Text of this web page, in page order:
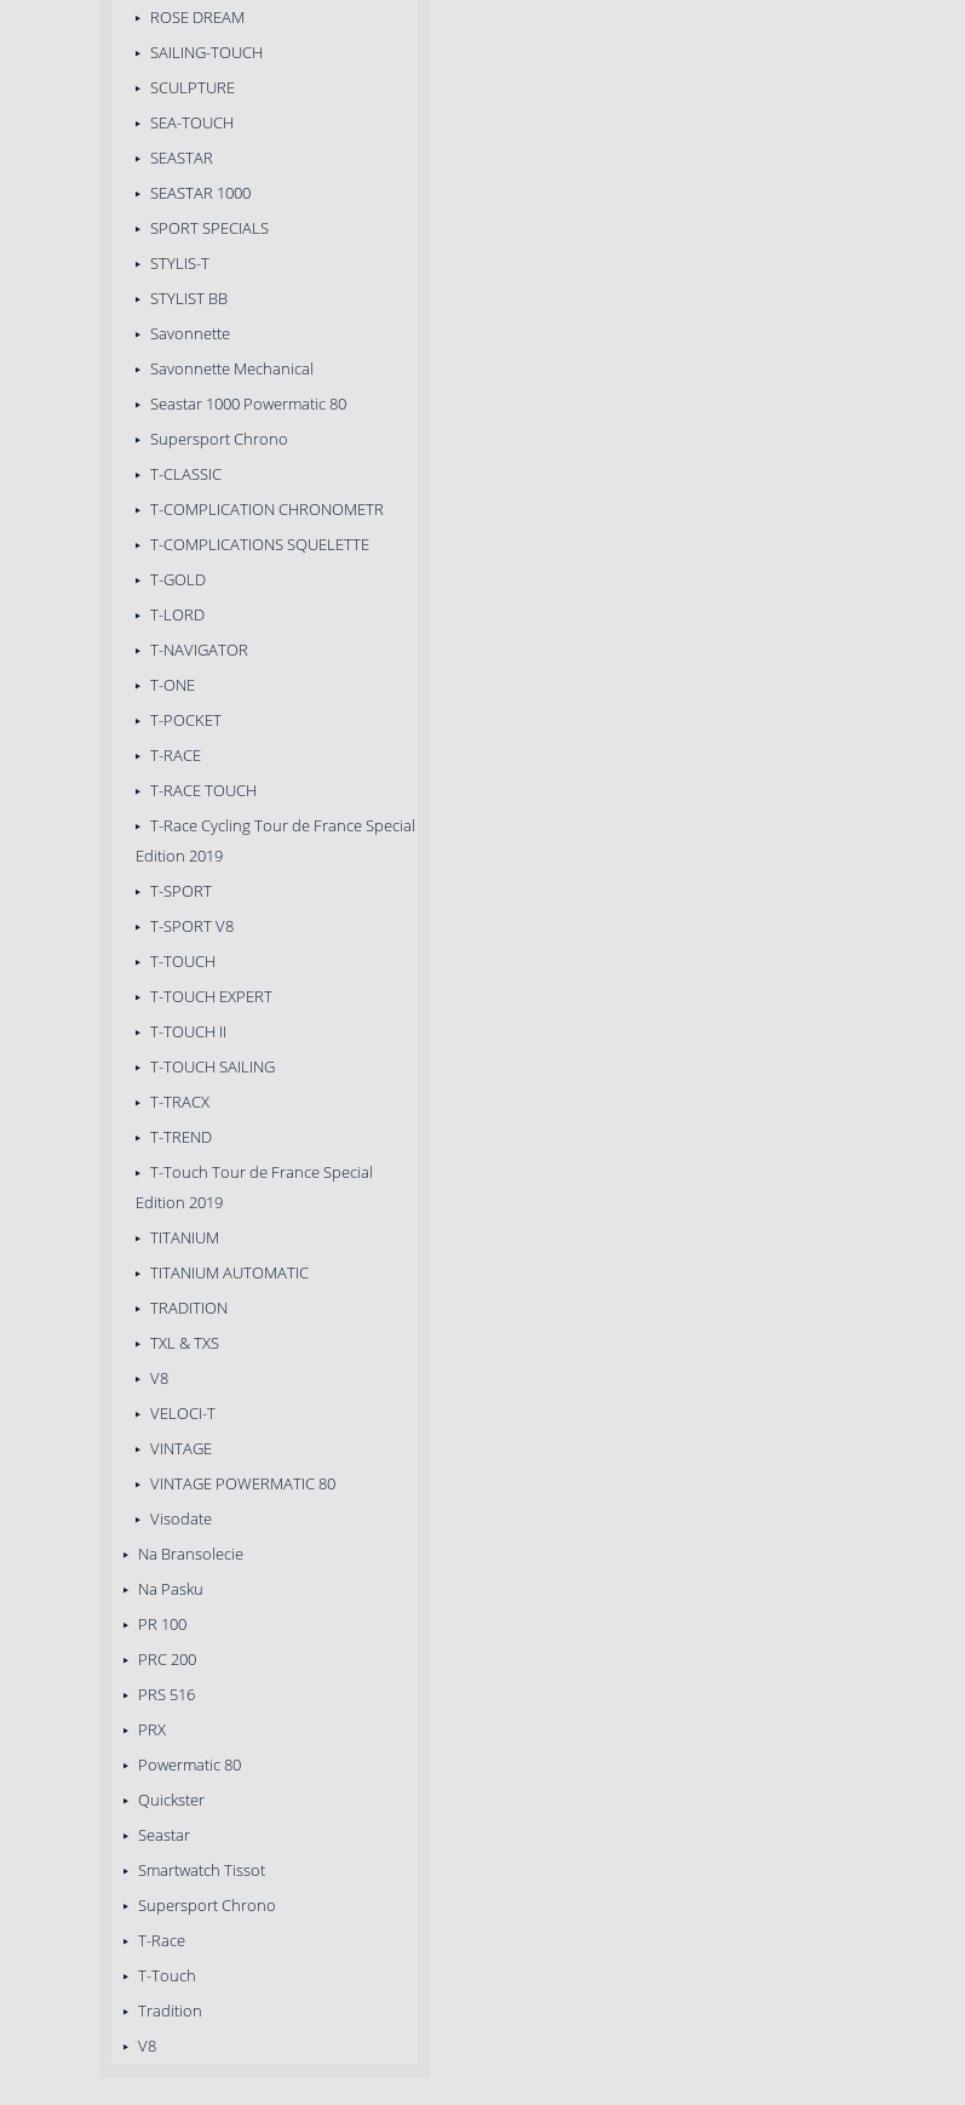
ROSE DREAM
SAILING-TOUCH
SCULPTURE
SEA-TOUCH
SEASTAR
SEASTAR 1000
SPORT SPECIALS
STYLIS-T
STYLIST BB
Savonnette
Savonnette Mechanical
Seastar 1000 Powermatic 80
Supersport Chrono
T-CLASSIC
T-COMPLICATION CHRONOMETR
T-COMPLICATIONS SQUELETTE
T-GOLD
T-LORD
T-NAVIGATOR
T-ONE
T-POCKET
T-RACE
T-RACE TOUCH
T-Race Cycling Tour de France Special
Edition 2019
T-SPORT
T-SPORT V8
T-TOUCH
T-TOUCH EXPERT
T-TOUCH II
T-TOUCH SAILING
T-TRACX
T-TREND
T-Touch Tour de France Special
Edition 2019
TITANIUM
TITANIUM AUTOMATIC
TRADITION
TXL & TXS
V8
VELOCI-T
VINTAGE
VINTAGE POWERMATIC 80
Visodate
Na Bransolecie
Na Pasku
PR 100
PRC 200
PRS 516
PRX
Powermatic 80
Quickster
Seastar
Smartwatch Tissot
Supersport Chrono
T-Race
T-Touch
Tradition
V8